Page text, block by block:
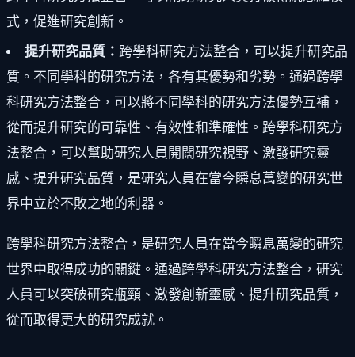
式，促進研究創新。
提升研究品質： 跨學科研究方法整合，可以提升研究品
質。不同學科的研究方法，各有其優勢和劣勢。通過跨學
科研究方法整合，可以將不同學科的研究方法優勢互補，
從而提升研究的可靠性、有效性和準確性。跨學科研究方
法整合，可以幫助研究人員開闊研究視野、激發研究靈
感、提升研究品質，是研究人員在當今瞬息萬變的研究世
界中立於不敗之地的利器。
跨學科研究方法整合，是研究人員在當今瞬息萬變的研究
世界中取得成功的關鍵。通過跨學科研究方法整合，研究
人員可以突破研究瓶頸、激發創新靈感、提升研究品質，
從而取得更大的研究成就。